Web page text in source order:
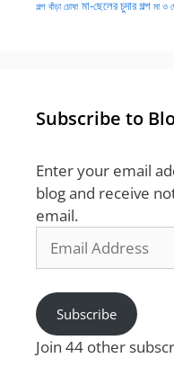
গল্প বাঁড়া চোষা মা-ছেলের চুদার গল্প মা ও
Subscribe to
Enter your email
blog and receive
email.
Address
Subscribe
Join 44 other